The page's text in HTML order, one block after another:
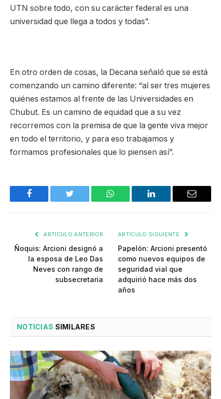
UTN sobre todo, con su carácter federal es una
universidad que llega a todos y todas”.
En otro orden de cosas, la Decana señaló que se está
comenzando un camino diferente: “al ser tres mujeres
quiénes estamos al frente de las Universidades en
Chubut. Es un camino de equidad que a su vez
recorremos con la premisa de que la gente viva mejor
en todo el territorio, y para eso trabajamos y
formamos profesionales que lo piensen así”.
Facebook Twitter WhatsApp LinkedIn Email
ARTÍCULO ANTERIOR
Ñoquis: Arcioni designó a
la esposa de Leo Das
Neves con rango de
subsecretaria
ARTÍCULO SIGUIENTE
Papelón: Arcioni presentó
como nuevos equipos de
seguridad vial que
adquirió hace más dos
años
NOTICIAS SIMILARES